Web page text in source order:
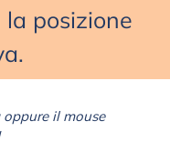
posizione
il mouse